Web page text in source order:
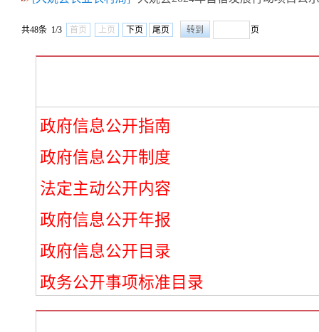
共48条 1/3 首页 上页 下页 尾页 页
政府信息公开指南
政府信息公开制度
法定主动公开内容
政府信息公开年报
政府信息公开目录
政务公开事项标准目录